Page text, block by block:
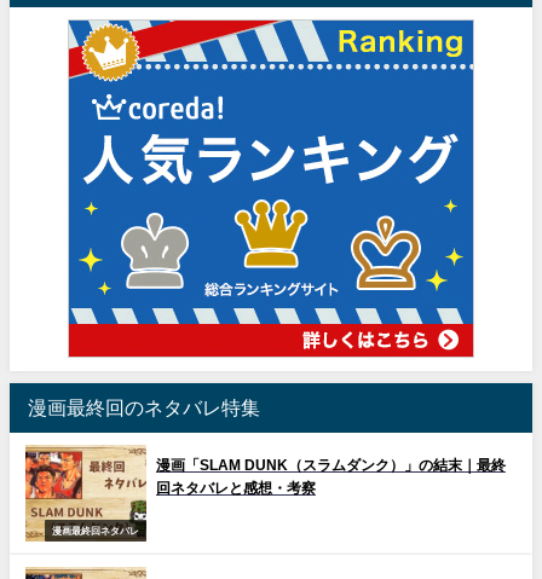
漫画最終回のネタバレ特集
漫画最終回ネタバレ
漫画「SLAM DUNK（スラムダンク）」の結末｜最終
回ネタバレと感想・考察